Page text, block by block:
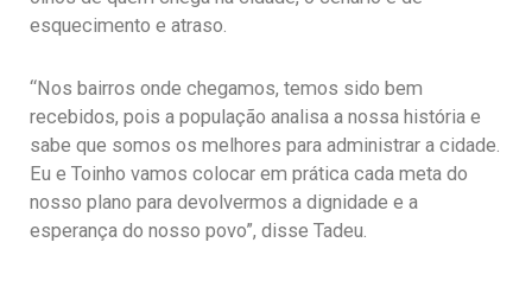
esquecimento e atraso.
“Nos bairros onde chegamos, temos sido bem
recebidos, pois a população analisa a nossa história e
sabe que somos os melhores para administrar a cidade.
Eu e Toinho vamos colocar em prática cada meta do
nosso plano para devolvermos a dignidade e a
esperança do nosso povo”, disse Tadeu.